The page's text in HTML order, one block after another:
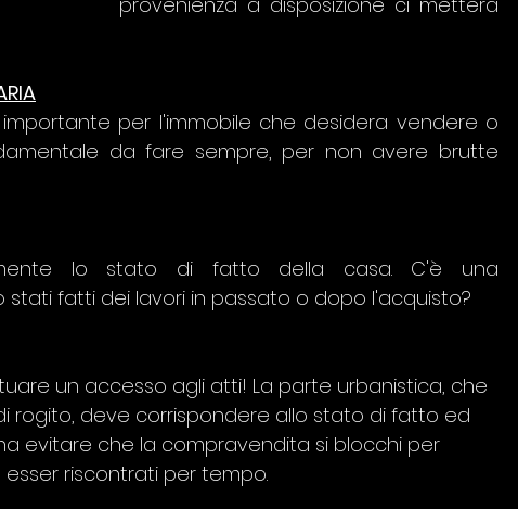
per l'immobile che desidera vendere o
da fare sempre, per non avere brutte
lo stato di fatto della casa. C'è una
stati fatti dei lavori in passato o dopo l'acquisto?
un accesso agli atti! La parte urbanistica, che
rogito, deve corrispondere allo stato di fatto ed
evitare che la compravendita si blocchi per
riscontrati per tempo.